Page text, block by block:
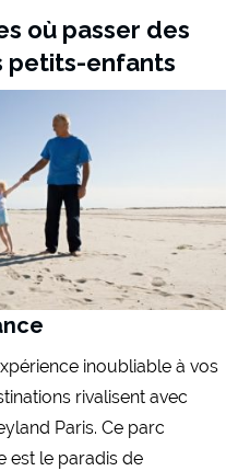
où passer des
petits-enfants
inoubliable à vos
rivalisent avec
Paris. Ce parc
est le paradis de